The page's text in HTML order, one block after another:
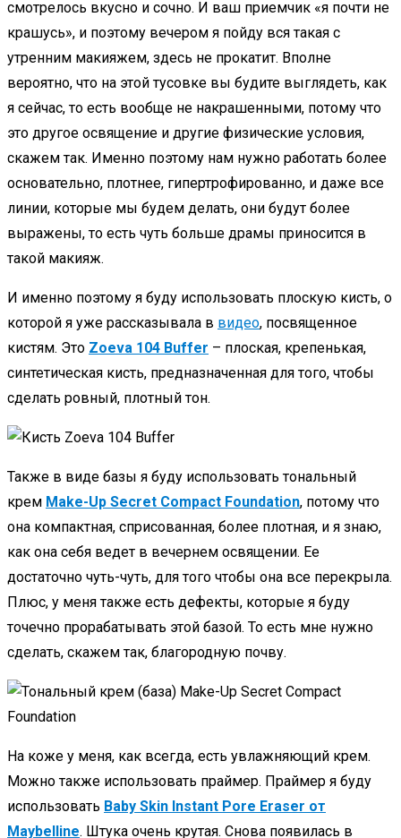
смотрелось вкусно и сочно. И ваш приемчик «я почти не
крашусь», и поэтому вечером я пойду вся такая с
утренним макияжем, здесь не прокатит. Вполне
вероятно, что на этой тусовке вы будите выглядеть, как
я сейчас, то есть вообще не накрашенными, потому что
это другое освящение и другие физические условия,
скажем так. Именно поэтому нам нужно работать более
основательно, плотнее, гипертрофированно, и даже все
линии, которые мы будем делать, они будут более
выражены, то есть чуть больше драмы приносится в
такой макияж.
И именно поэтому я буду использовать плоскую кисть, о
которой я уже рассказывала в видео, посвященное
кистям. Это Zoeva 104 Buffer – плоская, крепенькая,
синтетическая кисть, предназначенная для того, чтобы
сделать ровный, плотный тон.
Также в виде базы я буду использовать тональный
крем Make-Up Secret Compact Foundation, потому что
она компактная, сприсованная, более плотная, и я знаю,
как она себя ведет в вечернем освящении. Ее
достаточно чуть-чуть, для того чтобы она все перекрыла.
Плюс, у меня также есть дефекты, которые я буду
точечно прорабатывать этой базой. То есть мне нужно
сделать, скажем так, благородную почву.
На коже у меня, как всегда, есть увлажняющий крем.
Можно также использовать праймер. Праймер я буду
использовать Baby Skin Instant Pore Eraser от
Maybelline. Штука очень крутая. Снова появилась в